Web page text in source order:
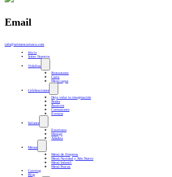
Email
info@salonescarrasco.com
Inicio
Sobre Nosotros
Vidafina
Restaurante
Carta
Menú tapas
Celebraciones
Deja volar tu imaginación
Bodas
Bautizos
Comuniones
Eventos
Salones
Exteriores
Montgó
Adsubia
Menus
Menú de Empresa
Menú Navidad y Año Nuevo
Menú Infantil
Menú Pascua
Catering
Blog